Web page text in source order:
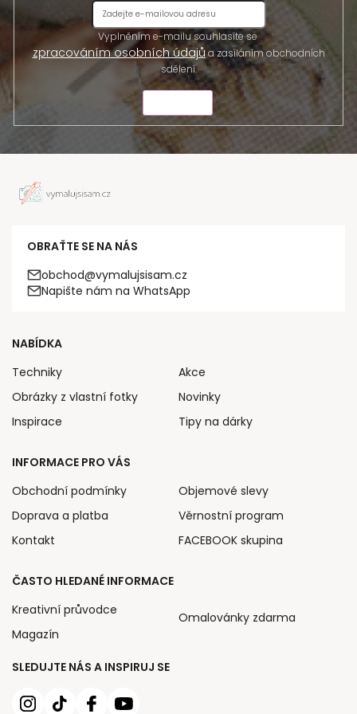
Vyplněním e-mailu souhlasíte se
zpracováním osobních údajůa zasíláním obchodních
sdělení.
OBRAŤTE SE NA NÁS
obchod@vymalujsisam.cz
Napište nám na WhatsApp
SLEDUJTE NÁS A INSPIRUJ SE
NABÍDKA
Techniky
Obrázky z vlastní fotky
Inspirace
Akce
Novinky
Tipy na dárky
INFORMACE PRO VÁS
Obchodní podmínky
Doprava a platba
Kontakt
Objemové slevy
Věrnostní program
FACEBOOK skupina
ČASTO HLEDANÉ INFORMACE
Kreativní průvodce
Magazín
Omalovánky zdarma